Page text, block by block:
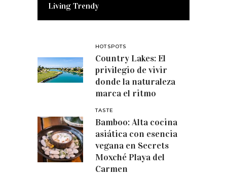
Living Trendy
HOTSPOTS
Country Lakes: El
privilegio de vivir
donde la naturaleza
marca el ritmo
TASTE
Bamboo: Alta cocina
asiática con esencia
vegana en Secrets
Moxché Playa del
Carmen